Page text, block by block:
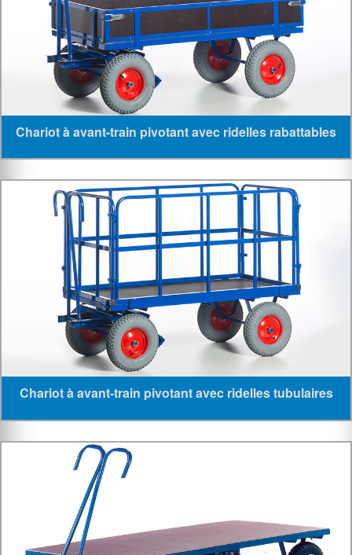
Chariot à avant-train pivotant avec ridelles rabattables
Chariot à avant-train pivotant avec ridelles tubulaires